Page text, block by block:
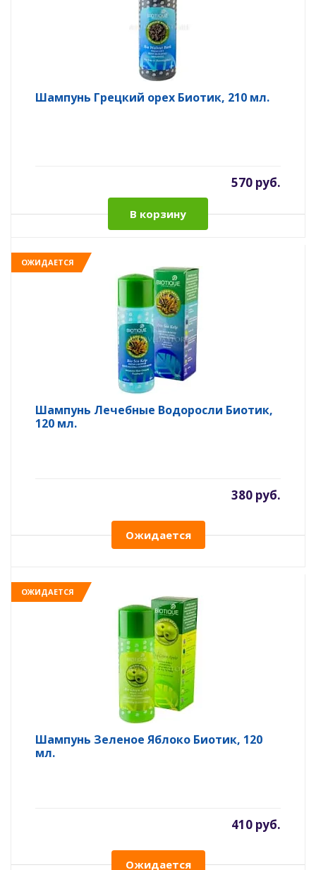
Шампунь Грецкий орех Биотик, 210 мл.
570 руб.
В корзину
ОЖИДАЕТСЯ
Шампунь Лечебные Водоросли Биотик,
120 мл.
380 руб.
Ожидается
ОЖИДАЕТСЯ
Шампунь Зеленое Яблоко Биотик, 120
мл.
410 руб.
Ожидается